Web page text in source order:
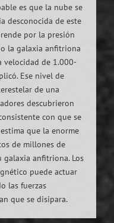
es que la nube se
desconocida de este
por la presión
la galaxia anfitriona
velocidad de 1.000-
Ese nivel de
de una
descubrieron
con que se
que la enorme
de millones de
galaxia anfitriona. Los
puede actuar
las fuerzas
que se disipara.